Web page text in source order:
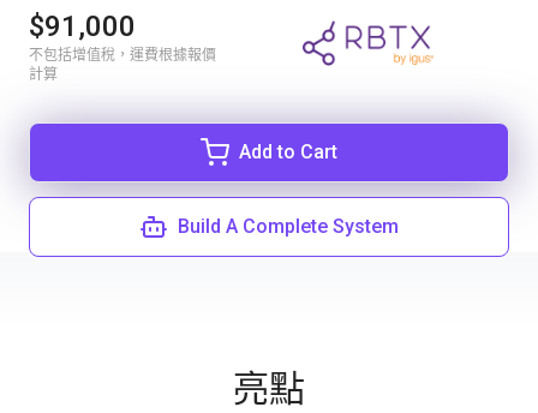
$91,000
不包括增值稅，運費根據報價
計算
Add to Cart
Build A Complete System
亮點